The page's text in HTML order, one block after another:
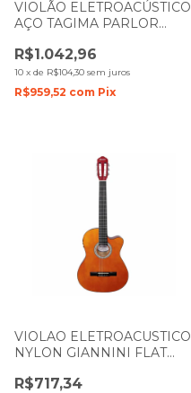
VIOLÃO ELETROACÚSTICO
AÇO TAGIMA PARLOR
NATURAL
R$1.042,96
10 x de R$104,30 sem juros
R$959,52 com Pix
VIOLAO ELETROACUSTICO
NYLON GIANNINI FLAT
R$717,34